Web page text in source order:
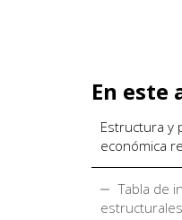
En este
Estructura y
económica
Tabla de
estructurales